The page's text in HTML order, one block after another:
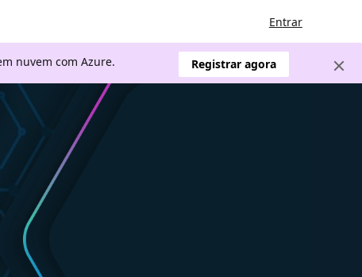
Entrar
nuvem com Azure. Registrar agora